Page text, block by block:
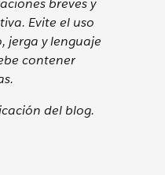
breves y
Evite el uso
jerga y lenguaje
contener
del blog.